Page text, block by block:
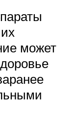
может